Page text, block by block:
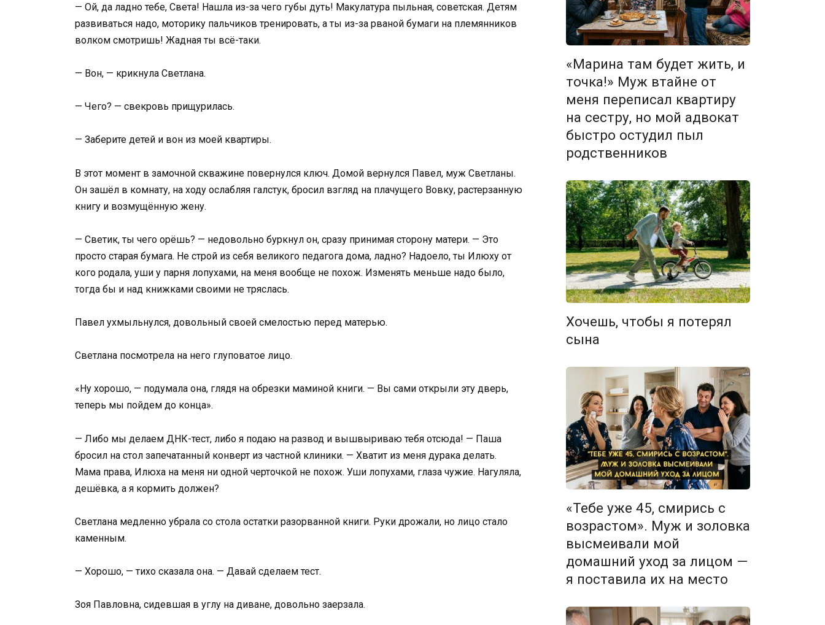
— Ой, да ладно тебе, Света! Нашла из-за чего губы дуть! Макулатура пыльная, советская. Детям
развиваться надо, моторику пальчиков тренировать, а ты из-за рваной бумаги на племянников
волком смотришь! Жадная ты всё-таки.
— Вон, — крикнула Светлана.
— Чего? — свекровь прищурилась.
— Заберите детей и вон из моей квартиры.
В этот момент в замочной скважине повернулся ключ. Домой вернулся Павел, муж Светланы.
Он зашёл в комнату, на ходу ослабляя галстук, бросил взгляд на плачущего Вовку, растерзанную
книгу и возмущённую жену.
— Светик, ты чего орёшь? — недовольно буркнул он, сразу принимая сторону матери. — Это
просто старая бумага. Не строй из себя великого педагога дома, ладно? Надоело, ты Илюху от
кого родала, уши у парня лопухами, на меня вообще не похож. Изменять меньше надо было,
тогда бы и над книжками своими не тряслась.
Павел ухмыльнулся, довольный своей смелостью перед матерью.
Светлана посмотрела на него глуповатое лицо.
«Ну хорошо, — подумала она, глядя на обрезки маминой книги. — Вы сами открыли эту дверь,
теперь мы пойдем до конца».
— Либо мы делаем ДНК-тест, либо я подаю на развод и вышвыриваю тебя отсюда! — Паша
бросил на стол запечатанный конверт из частной клиники. — Хватит из меня дурака делать.
Мама права, Илюха на меня ни одной черточкой не похож. Уши лопухами, глаза чужие. Нагуляла,
дешёвка, а я кормить должен?
Светлана медленно убрала со стола остатки разорванной книги. Руки дрожали, но лицо стало
каменным.
— Хорошо, — тихо сказала она. — Давай сделаем тест.
Зоя Павловна, сидевшая в углу на диване, довольно заерзала.
«Марина там будет жить, и
точка!» Муж втайне от
меня переписал квартиру
на сестру, но мой адвокат
быстро остудил пыл
родственников
Хочешь, чтобы я потерял
сына
«Тебе уже 45, смирись с
возрастом». Муж и золовка
высмеивали мой
домашний уход за лицом —
я поставила их на место